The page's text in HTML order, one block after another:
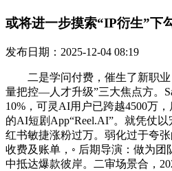
或将进一步摸索“IP衍生”下
发布日期：2025-12-04 08:19
二是学问付费，催生了新职业
量把控—人才升级”三大焦点方。
10%，可灵AI用户已跨越4500万
的AI短剧App“Reel.AI”。就凭仗
红书敏捷涨粉过万。弱化过于夸
收费及账单，◦ 后期导演：做为
中抵达爆款彼岸。二审场景合，